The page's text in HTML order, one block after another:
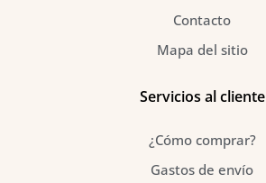
Contacto
Mapa del sitio
Servicios al cliente
¿Cómo comprar?
Gastos de envío